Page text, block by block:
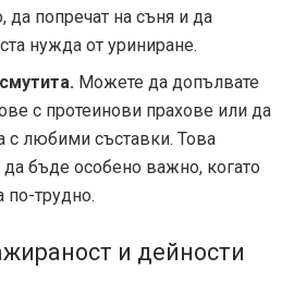
да попречат на съня и да
нужда от уриниране.
Можете да допълвате
с протеинови прахове или да
с любими съставки. Това
бъде особено важно, когато
по-трудно.
и дейности